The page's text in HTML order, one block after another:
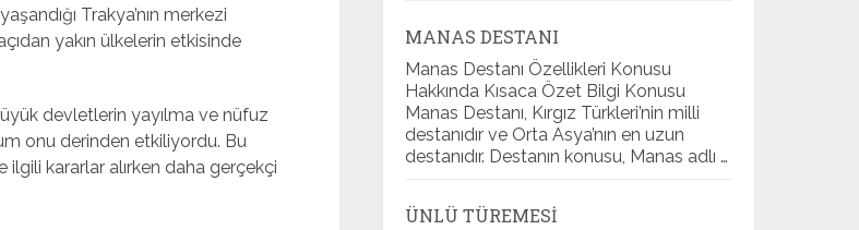
Trakya’nın merkezi
yakın ülkelerin etkisinde
devletlerin yayılma ve nüfuz
onu derinden etkiliyordu. Bu
kararlar alırken daha gerçekçi
MANAS DESTANI
Manas Destanı Özellikleri Konusu
Hakkında Kısaca Özet Bilgi Konusu
Manas Destanı, Kırgız Türkleri’nin milli
destanıdır ve Orta Asya’nın en uzun
destanıdır. Destanın konusu, Manas adlı …
ÜNLÜ TÜREMESI